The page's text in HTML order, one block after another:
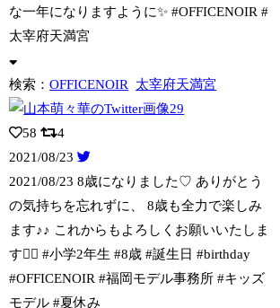
な一年になりますように✨ #OFFICENOIR #
太宰府天満宮
検索：OFFICENOIR 太宰府天満宮
58
4
2021/08/23
2021/08/23 8歳になりました♡ ありがとう
の気持ちを忘れずに、 8歳も全力で楽しみ
ます♪♪ これからもよろしくお願いいたしま
す🙇‍♀️ #小学2年生 #8歳 #誕生日 #birthday
#OFFICENOIR #福岡モデル事務所 #キッズ
モデル #夏休み